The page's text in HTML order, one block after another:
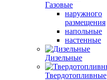
Газовые
наружного
размещения
напольные
настенные
Дизельные
Твердотопливные